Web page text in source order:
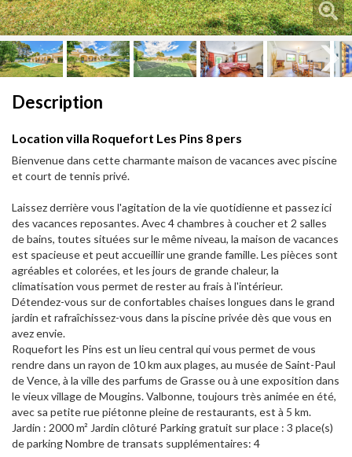
Description
Location villa Roquefort Les Pins 8 pers
Bienvenue dans cette charmante maison de vacances avec piscine
et court de tennis privé.
Laissez derrière vous l'agitation de la vie quotidienne et passez ici
des vacances reposantes. Avec 4 chambres à coucher et 2 salles
de bains, toutes situées sur le même niveau, la maison de vacances
est spacieuse et peut accueillir une grande famille. Les pièces sont
agréables et colorées, et les jours de grande chaleur, la
climatisation vous permet de rester au frais à l'intérieur.
Détendez-vous sur de confortables chaises longues dans le grand
jardin et rafraîchissez-vous dans la piscine privée dès que vous en
avez envie.
Roquefort les Pins est un lieu central qui vous permet de vous
rendre dans un rayon de 10 km aux plages, au musée de Saint-Paul
de Vence, à la ville des parfums de Grasse ou à une exposition dans
le vieux village de Mougins. Valbonne, toujours très animée en été,
avec sa petite rue piétonne pleine de restaurants, est à 5 km.
Jardin : 2000 m² Jardin clôturé Parking gratuit sur place : 3 place(s)
de parking Nombre de transats supplémentaires: 4